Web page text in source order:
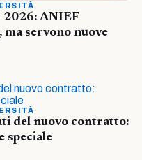
ANIEF
servono nuove
del nuovo contratto:
speciale